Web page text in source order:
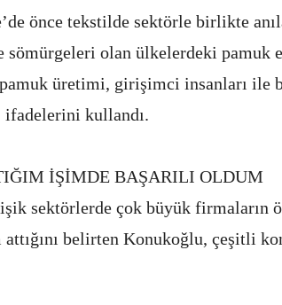
önce tekstilde sektörle birlikte
sömürgeleri olan ülkelerdeki
üretimi, girişimci insanları ile
ifadelerini kullandı.
İŞİMDE BAŞARILI OLDUM
sektörlerde çok büyük firmaların
attığını belirten Konukoğlu, çeşitli